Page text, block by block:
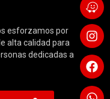
esforzamos por
alta calidad para
dedicadas a